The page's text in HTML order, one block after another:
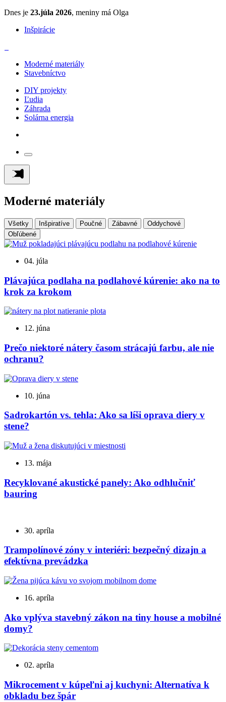
Dnes je 23.júla 2026, meniny má Olga
Inšpirácie
Moderné materiály
Stavebníctvo
DIY projekty
Ľudia
Záhrada
Solárna energia
Moderné materiály
Všetky Inšpiratíve Poučné Zábavné
Oddychové
Obľúbené
04. júla
Plávajúca podlaha na podlahové kúrenie: ako na to
krok za krokom
12. júna
Prečo niektoré nátery časom strácajú farbu, ale nie
ochranu?
10. júna
Sadrokartón vs. tehla: Ako sa líši oprava diery v
stene?
13. mája
Recyklované akustické panely: Ako odhlučniť
bauring
30. apríla
Trampolínové zóny v interiéri: bezpečný dizajn a
efektívna prevádzka
16. apríla
Ako vplýva stavebný zákon na tiny house a mobilné
domy?
02. apríla
Mikrocement v kúpeľni aj kuchyni: Alternatíva k
obkladu bez špár